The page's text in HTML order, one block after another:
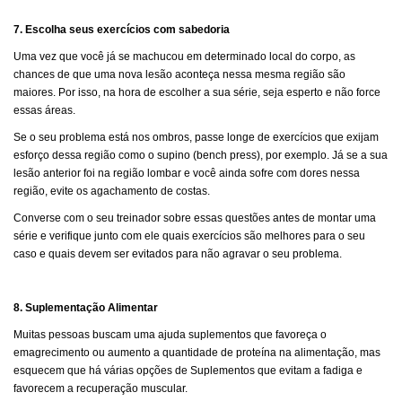
7. Escolha seus exercícios com sabedoria
Uma vez que você já se machucou em determinado local do corpo, as
chances de que uma nova lesão aconteça nessa mesma região são
maiores. Por isso, na hora de escolher a sua série, seja esperto e não force
essas áreas.
Se o seu problema está nos ombros, passe longe de exercícios que exijam
esforço dessa região como o supino (bench press), por exemplo. Já se a sua
lesão anterior foi na região lombar e você ainda sofre com dores nessa
região, evite os agachamento de costas.
Converse com o seu treinador sobre essas questões antes de montar uma
série e verifique junto com ele quais exercícios são melhores para o seu
caso e quais devem ser evitados para não agravar o seu problema.
8. Suplementação Alimentar
Muitas pessoas buscam uma ajuda suplementos que favoreça o
emagrecimento ou aumento a quantidade de proteína na alimentação, mas
esquecem que há várias opções de Suplementos que evitam a fadiga e
favorecem a recuperação muscular.